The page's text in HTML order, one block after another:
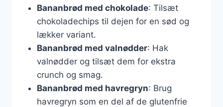
Bananbrød med chokolade: Tilsæt
chokoladechips til dejen for en sød og
lækker variant.
Bananbrød med valnødder: Hak
valnødder og tilsæt dem for ekstra
crunch og smag.
Bananbrød med havregryn: Brug
havregryn som en del af de glutenfrie